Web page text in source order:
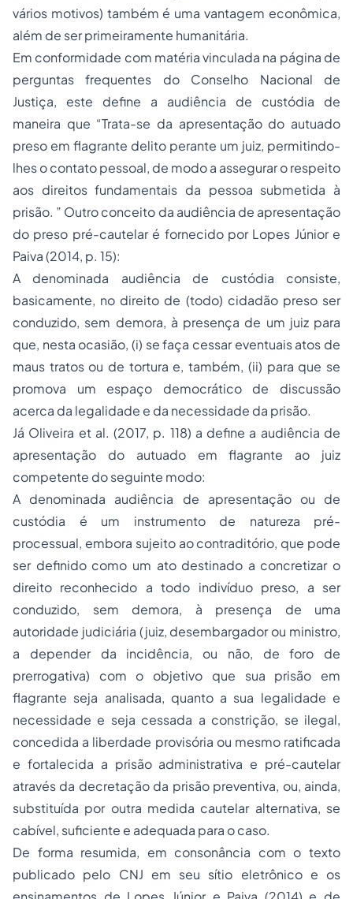
vários motivos) também é uma vantagem econômica,
além de ser primeiramente humanitária.
Em conformidade com matéria vinculada na página de
perguntas frequentes do Conselho Nacional de
Justiça, este define a audiência de custódia de
maneira que “Trata-se da apresentação do autuado
preso em flagrante delito perante um juiz, permitindo-
lhes o contato pessoal, de modo a assegurar o respeito
aos direitos fundamentais da pessoa submetida à
prisão. ” Outro conceito da audiência de apresentação
do preso pré-cautelar é fornecido por Lopes Júnior e
Paiva (2014, p. 15):
A denominada audiência de custódia consiste,
basicamente, no direito de (todo) cidadão preso ser
conduzido, sem demora, à presença de um juiz para
que, nesta ocasião, (i) se faça cessar eventuais atos de
maus tratos ou de tortura e, também, (ii) para que se
promova um espaço democrático de discussão
acerca da legalidade e da necessidade da prisão.
Já Oliveira et al. (2017, p. 118) a define a audiência de
apresentação do autuado em flagrante ao juiz
competente do seguinte modo:
A denominada audiência de apresentação ou de
custódia é um instrumento de natureza pré-
processual, embora sujeito ao contraditório, que pode
ser definido como um ato destinado a concretizar o
direito reconhecido a todo indivíduo preso, a ser
conduzido, sem demora, à presença de uma
autoridade judiciária (juiz, desembargador ou ministro,
a depender da incidência, ou não, de foro de
prerrogativa) com o objetivo que sua prisão em
flagrante seja analisada, quanto a sua legalidade e
necessidade e seja cessada a constrição, se ilegal,
concedida a liberdade provisória ou mesmo ratificada
e fortalecida a prisão administrativa e pré-cautelar
através da decretação da prisão preventiva, ou, ainda,
substituída por outra medida cautelar alternativa, se
cabível, suficiente e adequada para o caso.
De forma resumida, em consonância com o texto
publicado pelo CNJ em seu sítio eletrônico e os